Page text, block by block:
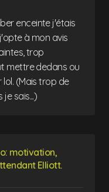
enceinte j'étais
à mon avis
trop
mettre dedans ou
(Mais trop de
sais...)
motivation,
Elliott.